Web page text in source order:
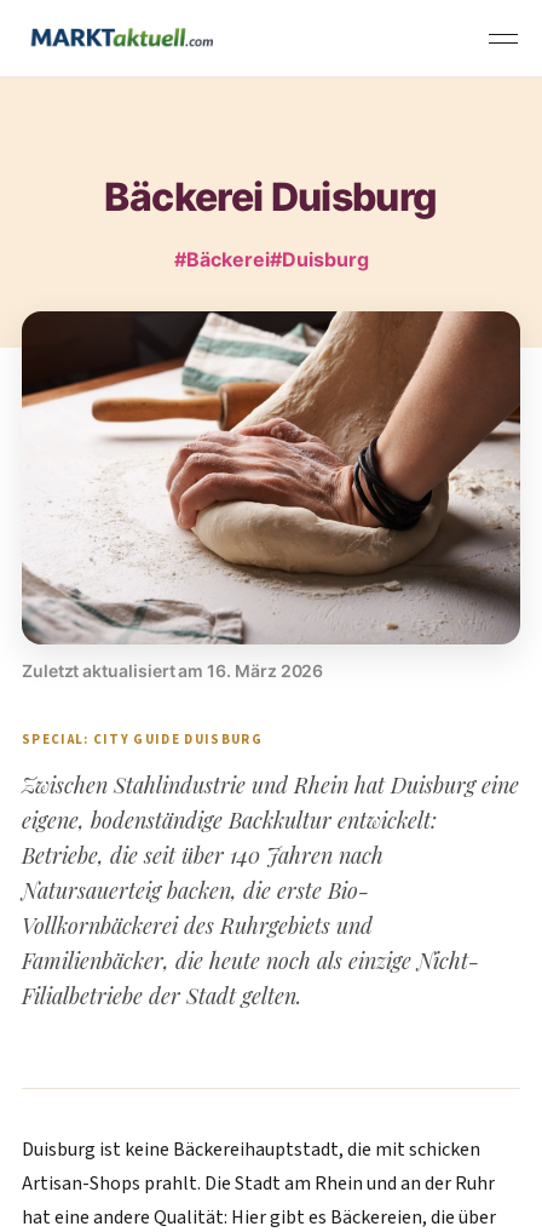
Bäckerei Duisburg
#Bäckerei#Duisburg
Zuletzt aktualisiert am 16. März 2026
SPECIAL: CITY GUIDE DUISBURG
Zwischen Stahlindustrie und Rhein hat Duisburg eine
eigene, bodenständige Backkultur entwickelt:
Betriebe, die seit über 140 Jahren nach
Natursauerteig backen, die erste Bio-
Vollkornbäckerei des Ruhrgebiets und
Familienbäcker, die heute noch als einzige Nicht-
Filialbetriebe der Stadt gelten.
Duisburg ist keine Bäckereihauptstadt, die mit schicken
Artisan-Shops prahlt. Die Stadt am Rhein und an der Ruhr
hat eine andere Qualität: Hier gibt es Bäckereien, die über